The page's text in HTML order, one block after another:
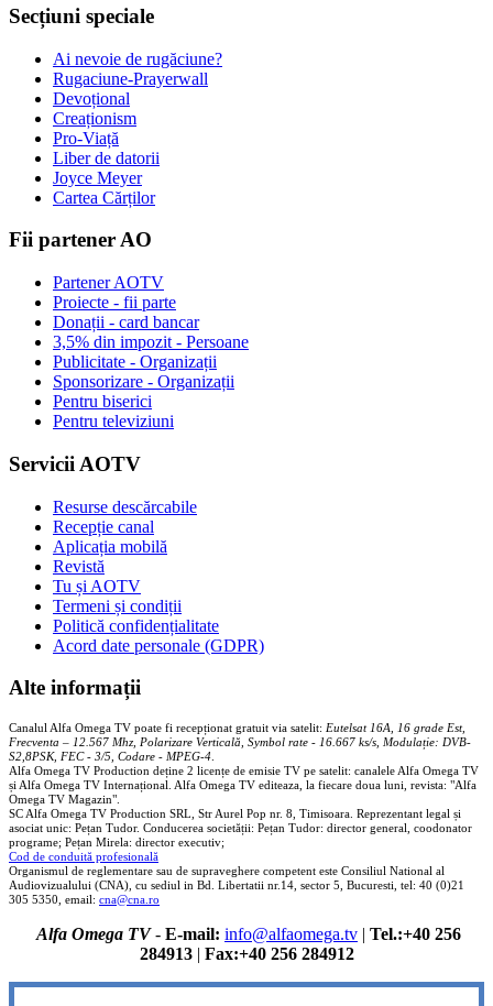
Secțiuni speciale
Ai nevoie de rugăciune?
Rugaciune-Prayerwall
Devoțional
Creaționism
Pro-Viață
Liber de datorii
Joyce Meyer
Cartea Cărților
Fii partener AO
Partener AOTV
Proiecte - fii parte
Donații - card bancar
3,5% din impozit - Persoane
Publicitate - Organizații
Sponsorizare - Organizații
Pentru biserici
Pentru televiziuni
Servicii AOTV
Resurse descărcabile
Recepție canal
Aplicația mobilă
Revistă
Tu și AOTV
Termeni și condiții
Politică confidențialitate
Acord date personale (GDPR)
Alte informații
Canalul Alfa Omega TV poate fi recepționat gratuit via satelit: Eutelsat 16A, 16 grade Est,
Frecventa – 12.567 Mhz, Polarizare Verticală, Symbol rate - 16.667 ks/s, Modulație: DVB-
S2,8PSK, FEC - 3/5, Codare - MPEG-4
Alfa Omega TV Production deține 2 licențe de emisie TV pe satelit: canalele Alfa Omega TV
și Alfa Omega TV Internațional. Alfa Omega TV editeaza, la fiecare doua luni, revista: "Alfa
Omega TV Magazin".
SC Alfa Omega TV Production SRL, Str Aurel Pop nr. 8, Timisoara. Reprezentant legal și
asociat unic: Pețan Tudor. Conducerea societății: Pețan Tudor: director general, coodonator
programe; Pețan Mirela: director executiv;
Cod de conduită profesională
Organismul de reglementare sau de supraveghere competent este Consiliul National al
Audiovizualului (CNA), cu sediul in Bd. Libertatii nr.14, sector 5, Bucuresti, tel: 40 (0)21
305 5350, email: cna@cna.ro
Alfa Omega TV- E-mail: info@alfaomega.tv | Tel.:+40 256
284913| Fax:+40 256 284912